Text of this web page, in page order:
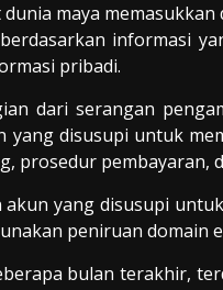
maya
informasi
pribadi.
dari serangan
yang disusupi untuk
prosedur pembayaran,
yang disusupi
peniruan domain
bulan terakhir,